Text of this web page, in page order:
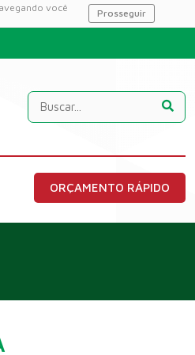
você Prosseguir
ORÇAMENTO RÁPIDO